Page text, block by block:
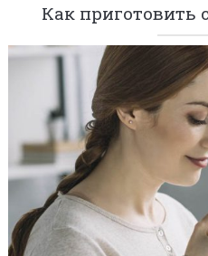
Как приготовить